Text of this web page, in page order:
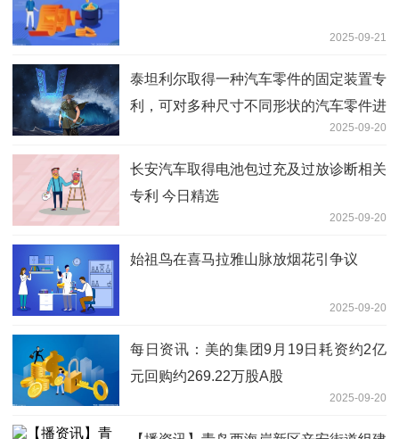
2025-09-21
泰坦利尔取得一种汽车零件的固定装置专
利，可对多种尺寸不同形状的汽车零件进
2025-09-20
长安汽车取得电池包过充及过放诊断相关
专利 今日精选
2025-09-20
始祖鸟在喜马拉雅山脉放烟花引争议
2025-09-20
每日资讯：美的集团9月19日耗资约2亿
元回购约269.22万股A股
2025-09-20